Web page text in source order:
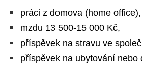
práci z domova (home office),
mzdu 13 500-15 000 Kč,
příspěvek na stravu ve
příspěvek na ubytování nebo